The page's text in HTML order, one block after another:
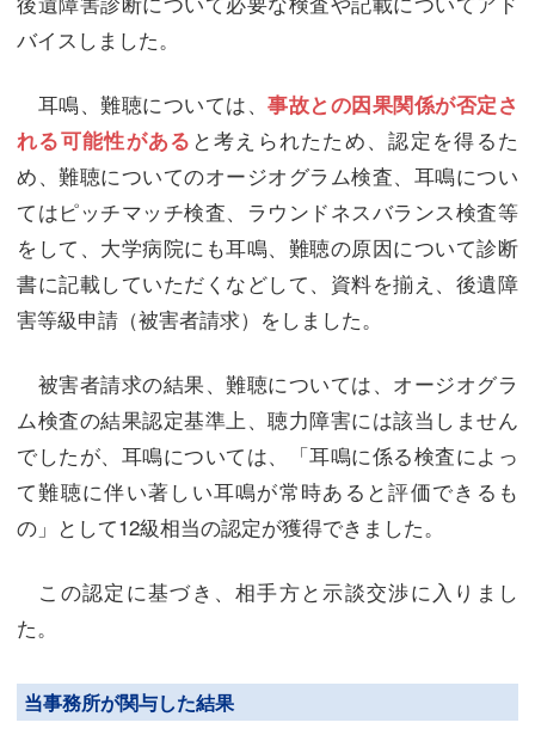
バイスしました。
耳鳴、難聴については、事故との因果関係が否定さ
れる可能性がある と考えられたため、認定を得るた
め、難聴についてのオージオグラム検査、耳鳴につい
てはピッチマッチ検査、ラウンドネスバランス検査等
をして、大学病院にも耳鳴、難聴の原因について診断
書に記載していただくなどして、資料を揃え、後遺障
害等級申請（被害者請求）をしました。
被害者請求の結果、難聴については、オージオグラ
ム検査の結果認定基準上、聴力障害には該当しません
でしたが、耳鳴については、「耳鳴に係る検査によっ
て難聴に伴い著しい耳鳴が常時あると評価できるも
の」として12級相当の認定が獲得できました。
この認定に基づき、相手方と示談交渉に入りまし
た。
当事務所が関与した結果